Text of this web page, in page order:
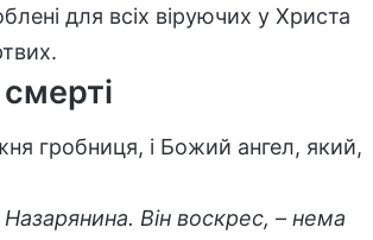
для всіх віруючих у Христа
гробниця, і Божий ангел, який,
Він воскрес, – нема